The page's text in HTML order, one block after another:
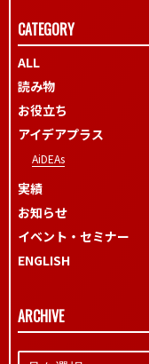
CATEGORY
ALL
読み物
お役立ち
アイデアプラス
AiDEAs
実績
お知らせ
イベント・セミナー
ENGLISH
ARCHIVE